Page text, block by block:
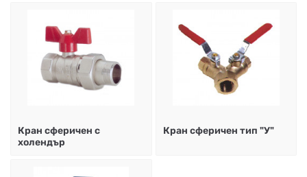
Кран сферичен с
холендър
Кран сферичен тип "У"